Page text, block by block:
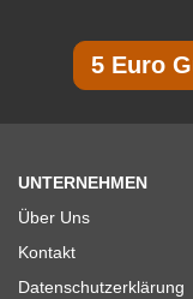
5 Euro
UNTERNEHMEN
Über Uns
Kontakt
Datenschutzerklärung